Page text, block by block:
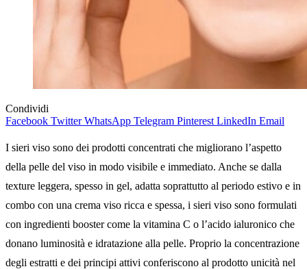
Condividi
Facebook Twitter WhatsApp Telegram Pinterest LinkedIn Email
I sieri viso sono dei prodotti concentrati che migliorano l’aspetto
della pelle del viso in modo visibile e immediato. Anche se dalla
texture leggera, spesso in gel, adatta soprattutto al periodo estivo e in
combo con una crema viso ricca e spessa, i sieri viso sono formulati
con ingredienti booster come la vitamina C o l’acido ialuronico che
donano luminosità e idratazione alla pelle. Proprio la concentrazione
degli estratti e dei principi attivi conferiscono al prodotto unicità nel